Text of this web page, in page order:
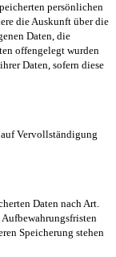
persönlichen
die Auskunft über die
Daten, die
offengelegt wurden
Daten, sofern diese
Vervollständigung
Daten nach Art.
Speicherung stehen